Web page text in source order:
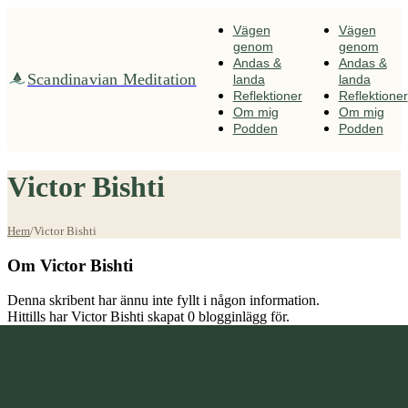
Scandinavian Meditation
Vägen
genom
Andas &
landa
Reflektioner
Om mig
Podden
Vägen
genom
Andas &
landa
Reflektioner
Om mig
Podden
Victor Bishti
Hem/Victor Bishti
Om Victor Bishti
Denna skribent har ännu inte fyllt i någon information.
Hittills har Victor Bishti skapat 0 blogginlägg för.